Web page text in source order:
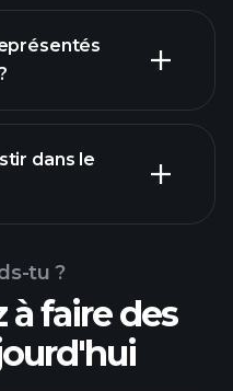
dans le
tu ?
faire des